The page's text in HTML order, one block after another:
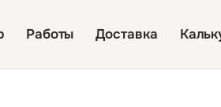
Работы Доставка